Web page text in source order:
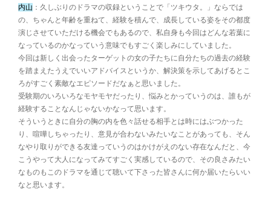
内山 ：久しぶりのドラマの収録ということで「ツキウタ。」ならでは
の、ちゃんと年齢を重ねて、経験を積んで、成長している姿をその都度
演じさせていただける機会でもあるので、私自身も今回はどんな若葉に
なっているのかなっていう意味でもすごく楽しみにしていました。
今回は新しく出会ったターゲットの女の子たちに自分たちの過去の経験
を踏まえたうえでいいアドバイスというか、解決策を示してあげるとこ
ろがすごく素敵なエピソードだなぁと思いました。
受験期のいろいろなモヤモヤだったり、悩みとかっていうのは、誰もが
経験することなんじゃないかなって思います。
そういうときに自分の胸の内を色々話せる相手とは時にはぶつかった
り、喧嘩しちゃったり、意見が合わないみたいなことがあっても、そん
なやり取りができる友達っていうのはかけがえのない存在なんだと、今
こうやって大人になってみてすごく実感しているので、その良さみたい
なものもこのドラマを通じて聴いて下さった皆さんに何か届いたらいい
なと思います。